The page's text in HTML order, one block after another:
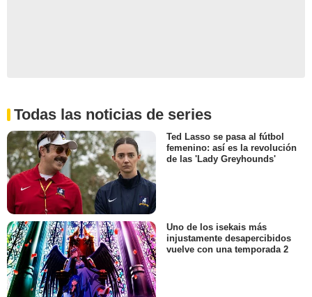
Todas las noticias de series
Ted Lasso se pasa al fútbol
femenino: así es la revolución
de las 'Lady Greyhounds'
Uno de los isekais más
injustamente desapercibidos
vuelve con una temporada 2